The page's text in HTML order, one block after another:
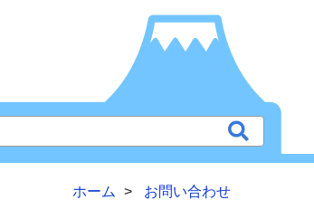
ホーム お問い合わせ